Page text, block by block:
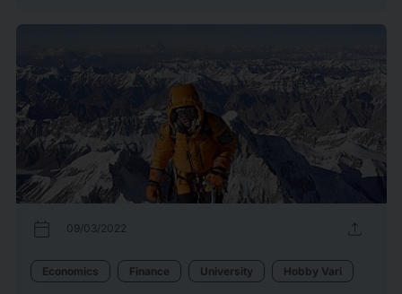
calendar_today 09/03/2022 upload
Economics Finance University Hobby Vari